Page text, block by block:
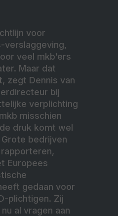
voor
verslaggeving,
veel mkb’ers
Maar dat
zegt Dennis van
bij
verplichting
misschien
druk komt wel
bedrijven
Europees
gedaan voor
plichtigen. Zij
al vragen aan